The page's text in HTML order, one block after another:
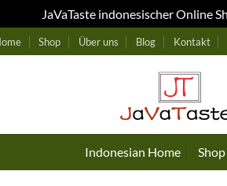
JaVaTaste indonesischer Online
Shop Über uns Blog Kontakt
Indonesian Home Shop